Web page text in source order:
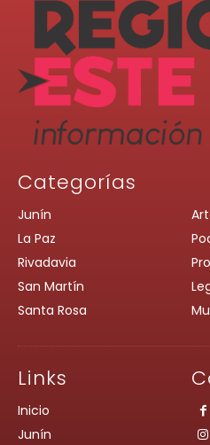
Categorías
Junín
La Paz
Rivadavia
San Martín
Santa Rosa
Links
Inicio
Junín